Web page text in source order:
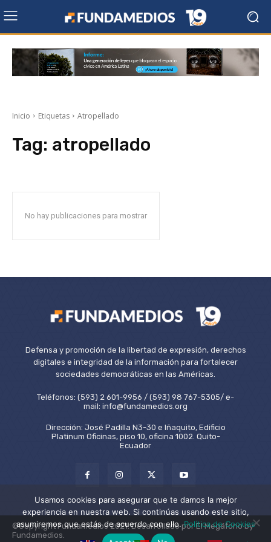
Inicio Etiquetas Atropellado
Tag: atropellado
No hay publicaciones para mostrar
Defensa y promoción de la libertad de expresión, derechos
digitales e integridad de la información para fortalecer
sociedades democráticas en las Américas.
Teléfonos: (593) 2 601-9956 / (593) 98 767-5305/ e-
mail: info@fundamedios.org
Dirección: José Padilla N3-30 e Iñaquito, Edificio
Platinum Oficinas, piso 10, oficina 1002. Quito-
Ecuador
©Copyright Fundamedios 2021. Desarrollado por El Megáfono by
Fundamedios.
Usamos cookies para asegurar que te damos la mejor
experiencia en nuestra web. Si continúas usando este sitio,
asumiremos que estás de acuerdo con ello.Política de Cookies